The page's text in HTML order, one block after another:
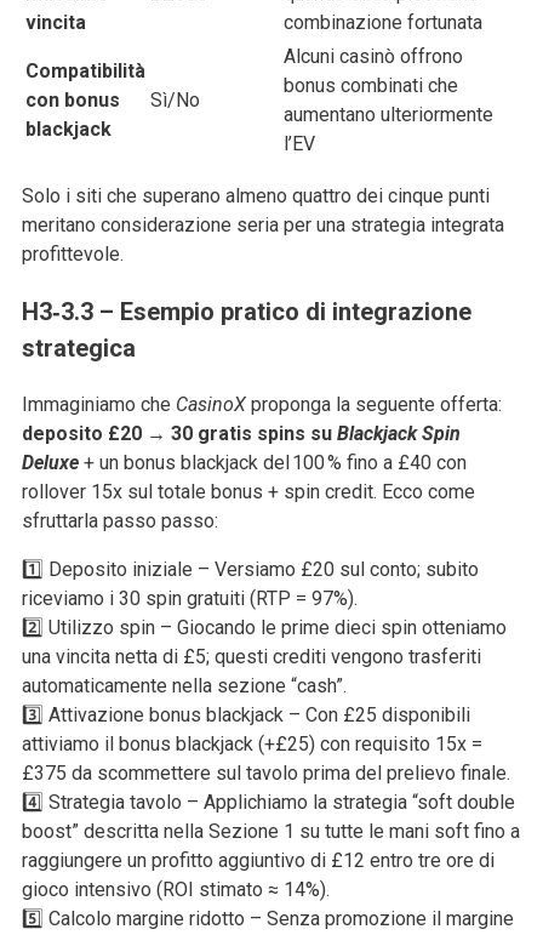
vincita
combinazione fortunata
Compatibilità
con bonus
blackjack
Sì/No
Alcuni casinò offrono
bonus combinati che
aumentano ulteriormente
l’EV
Solo i siti che superano almeno quattro dei cinque punti
meritano considerazione seria per una strategia integrata
profittevole.
H3‑3.3 – Esempio pratico di integrazione
strategica
Immaginiamo che CasinoX proponga la seguente offerta:
deposito £20 → 30 gratis spins su Blackjack Spin
Deluxe + un bonus blackjack del 100 % fino a £40 con
rollover 15x sul totale bonus + spin credit. Ecco come
sfruttarla passo passo:
1️⃣ Deposito iniziale – Versiamo £20 sul conto; subito
riceviamo i 30 spin gratuiti (RTP = 97%).
2️⃣ Utilizzo spin – Giocando le prime dieci spin otteniamo
una vincita netta di £5; questi crediti vengono trasferiti
automaticamente nella sezione “cash”.
3️⃣ Attivazione bonus blackjack – Con £25 disponibili
attiviamo il bonus blackjack (+£25) con requisito 15x =
£375 da scommettere sul tavolo prima del prelievo finale.
4️⃣ Strategia tavolo – Applichiamo la strategia “soft double
boost” descritta nella Sezione 1 su tutte le mani soft fino a
raggiungere un profitto aggiuntivo di £12 entro tre ore di
gioco intensivo (ROI stimato ≈ 14%).
5️⃣ Calcolo margine ridotto – Senza promozione il margine